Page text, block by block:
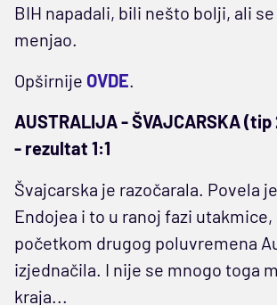
BIH napadali, bili nešto bolji, ali
menjao.
Opširnije OVDE.
AUSTRALIJA - ŠVAJCARSKA
- rezultat 1:1
Švajcarska je razočarala. Povela
Endojea i to u ranoj fazi utakmice,
početkom drugog poluvremena
izjednačila. I nije se mnogo toga
kraja...